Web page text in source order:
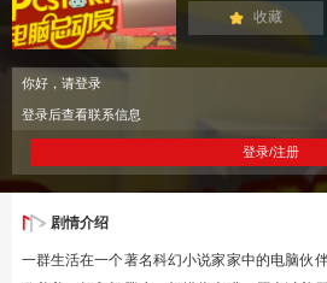
收藏
你好，请登录
登录后查看联系信息
登录/注册
剧情介绍
一群生活在一个著名科幻小说家家中的电脑伙